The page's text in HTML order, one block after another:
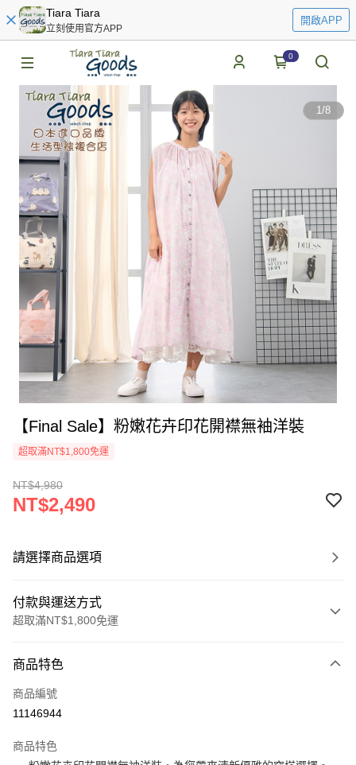
Tiara Tiara
立刻使用官方APP
開啟APP
0
1/8
【Final Sale】粉嫩花卉印花開襟無袖洋裝
超取滿NT$1,800免運
NT$4,980
NT$2,490
請選擇商品選項
付款與運送方式
超取滿NT$1,800免運
信用卡一次付款
超商取貨付款
Apple Pay
商品特色
商品編號
11146944
商品特色